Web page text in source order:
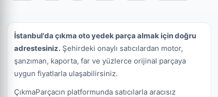
İstanbul'da çıkma oto yedek parça almak için doğru
adrestesiniz. Şehirdeki onaylı satıcılardan motor,
şanzıman, kaporta, far ve yüzlerce orijinal parçaya
uygun fiyatlarla ulaşabilirsiniz.
ÇıkmaParçacın platformunda satıcılarla aracısız